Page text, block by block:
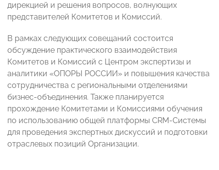
дирекцией и решения вопросов, волнующих
представителей Комитетов и Комиссий.
В рамках следующих совещаний состоится
обсуждение практического взаимодействия
Комитетов и Комиссий с Центром экспертизы и
аналитики «ОПОРЫ РОССИИ» и повышения качества
сотрудничества с региональными отделениями
бизнес-объединения. Также планируется
прохождение Комитетами и Комиссиями обучения
по использованию общей платформы CRM-Системы
для проведения экспертных дискуссий и подготовки
отраслевых позиций Организации.